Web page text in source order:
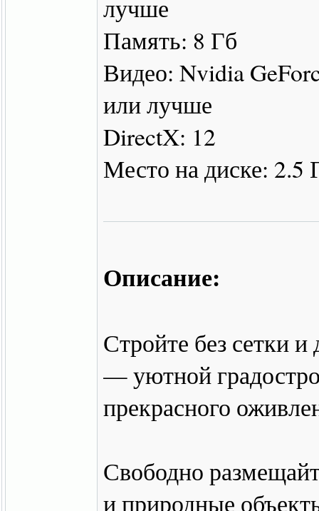
лучше
Память: 8 Гб
Видео: Nvidia
или лучше
DirectX: 12
Место на диске: 2.5
Описание:
Стройте без сетки
— уютной
прекрасного
Свободно
и природные